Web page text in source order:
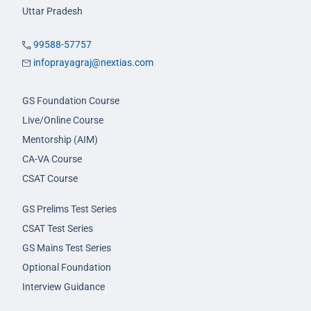
Uttar Pradesh
99588-57757
infoprayagraj@nextias.com
GS Foundation Course
Live/Online Course
Mentorship (AIM)
CA-VA Course
CSAT Course
GS Prelims Test Series
CSAT Test Series
GS Mains Test Series
Optional Foundation
Interview Guidance